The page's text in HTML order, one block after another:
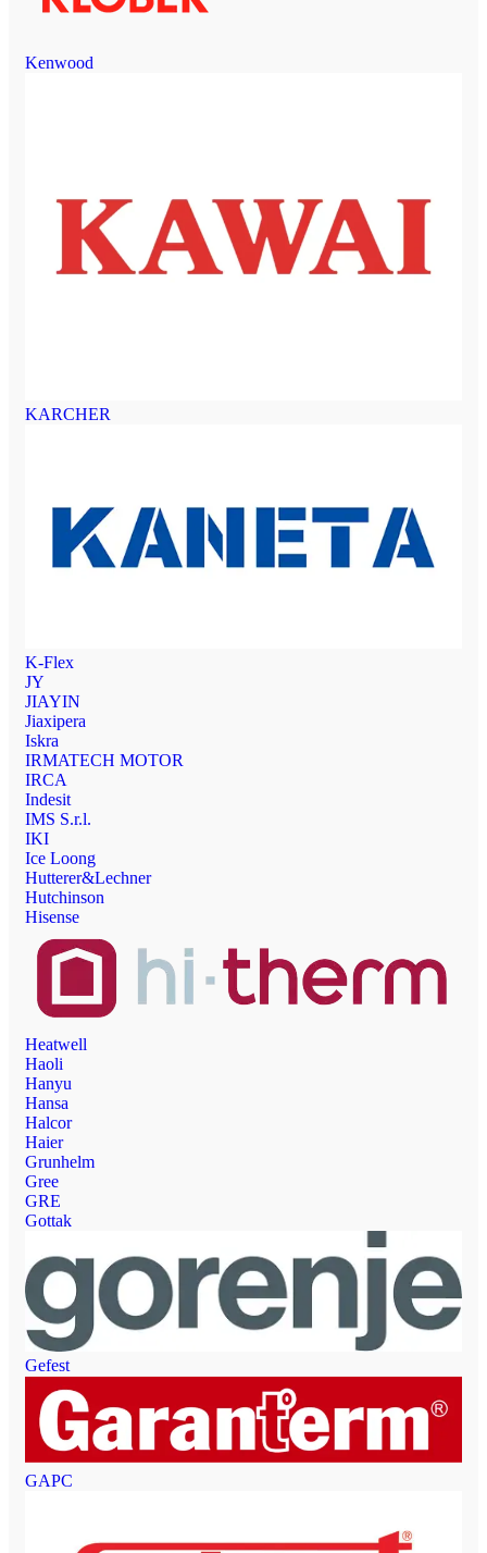
Kenwood
KARCHER
K-Flex
JY
JIAYIN
Jiaxipera
Iskra
IRMATECH MOTOR
IRCA
Indesit
IMS S.r.l.
IKI
Ice Loong
Hutterer&Lechner
Hutchinson
Hisense
Heatwell
Haoli
Hanyu
Hansa
Halcor
Haier
Grunhelm
Gree
GRE
Gottak
Gefest
GAPC